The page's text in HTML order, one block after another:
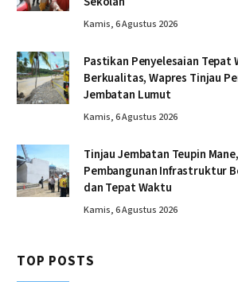
Kamis, 6 Agustus 2026
Pastikan Penyelesaian Tepat
Berkualitas, Wapres Tinjau
Jembatan Lumut
Kamis, 6 Agustus 2026
Tinjau Jembatan Teupin
Pembangunan Infrastruktur
dan Tepat Waktu
Kamis, 6 Agustus 2026
TOP POSTS